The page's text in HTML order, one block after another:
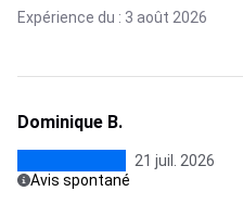
Expérience du : 3 août 2026
Dominique B.
21 juil. 2026
Avis spontané